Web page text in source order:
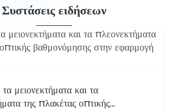
Συστάσεις ειδήσεων
μειονεκτήματα και τα
της πλακέτας οπτικής